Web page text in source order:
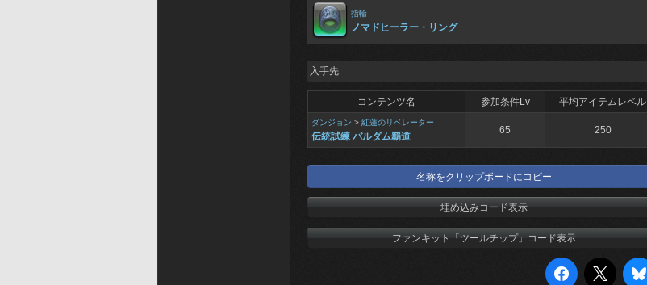
指輪
ノマドヒーラー・リング
入手先
コンテンツ名 参加条件Lv 平均アイテムレベル
ダンジョン > 紅蓮のリベレーター
伝統試練 バルダム覇道
65 250
名称をクリップボードにコピー
埋め込みコード表示
ファンキット「ツールチップ」コード表示